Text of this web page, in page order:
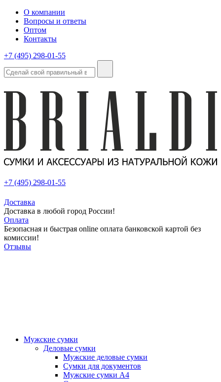
О компании
Вопросы и ответы
Оптом
Контакты
+7 (495) 298-01-55
+7 (495) 298-01-55
Доставка
Доставка в любой город России!
Оплата
Безопасная и быстрая online оплата банковской картой без
комиссии!
Отзывы
Мужские сумки
Деловые сумки
Мужские деловые сумки
Сумки для документов
Мужские сумки А4